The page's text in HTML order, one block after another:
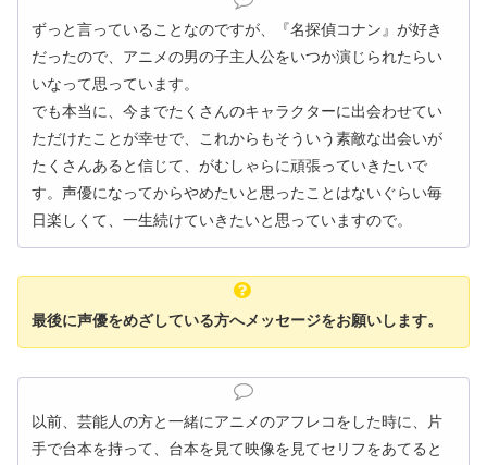
ずっと言っていることなのですが、『名探偵コナン』が好き
だったので、アニメの男の子主人公をいつか演じられたらい
いなって思っています。
でも本当に、今までたくさんのキャラクターに出会わせてい
ただけたことが幸せで、これからもそういう素敵な出会いが
たくさんあると信じて、がむしゃらに頑張っていきたいで
す。声優になってからやめたいと思ったことはないぐらい毎
日楽しくて、一生続けていきたいと思っていますので。
最後に声優をめざしている方へメッセージをお願いします。
以前、芸能人の方と一緒にアニメのアフレコをした時に、片
手で台本を持って、台本を見て映像を見てセリフをあてると